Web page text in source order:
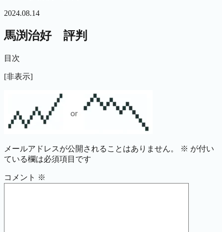
2024.08.14
馬渕治好 評判
目次
[非表示]
メールアドレスが公開されることはありません。 ※ が付い
ている欄は必須項目です
コメント ※